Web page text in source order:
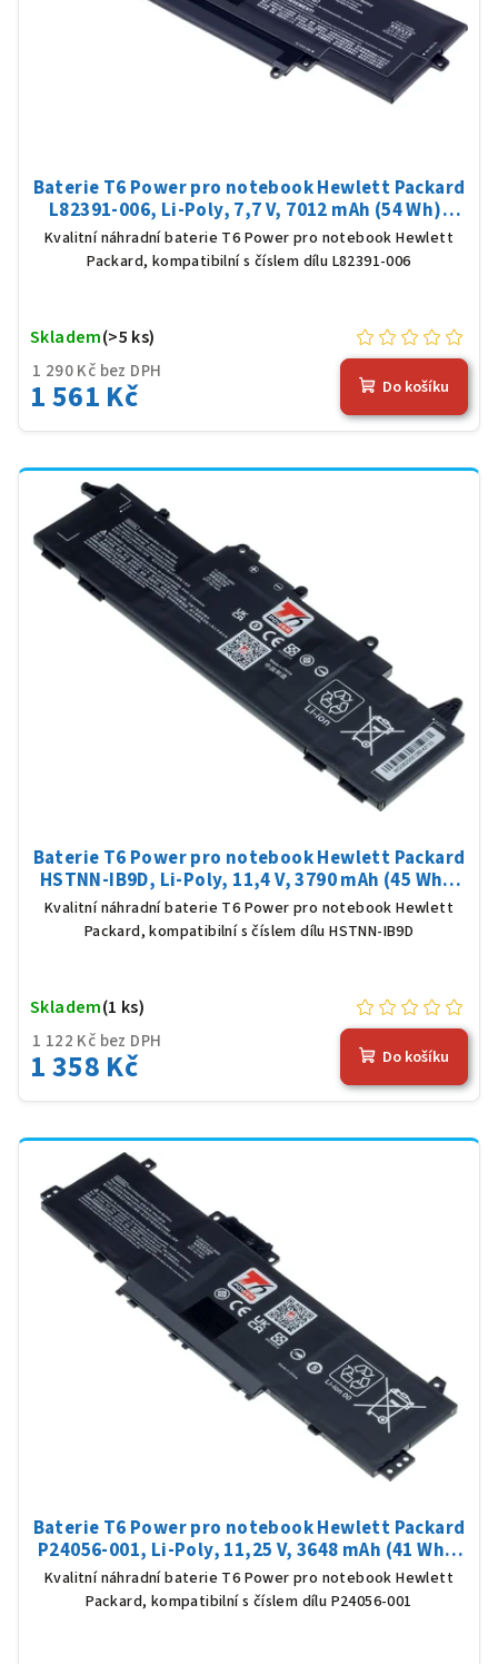
Baterie T6 Power pro notebook Hewlett Packard
L82391-006, Li-Poly, 7,7 V, 7012 mAh (54 Wh),
černá
Kvalitní náhradní baterie T6 Power pro notebook Hewlett
Packard, kompatibilní s číslem dílu L82391-006
1 290 Kč bez DPH
1 561 Kč
Skladem(>5 ks)
Do košíku
Baterie T6 Power pro notebook Hewlett Packard
HSTNN-IB9D, Li-Poly, 11,4 V, 3790 mAh (45 Wh),
černá
Kvalitní náhradní baterie T6 Power pro notebook Hewlett
Packard, kompatibilní s číslem dílu HSTNN-IB9D
1 122 Kč bez DPH
1 358 Kč
Skladem(1 ks)
Do košíku
Baterie T6 Power pro notebook Hewlett Packard
P24056-001, Li-Poly, 11,25 V, 3648 mAh (41 Wh),
černá
Kvalitní náhradní baterie T6 Power pro notebook Hewlett
Packard, kompatibilní s číslem dílu P24056-001